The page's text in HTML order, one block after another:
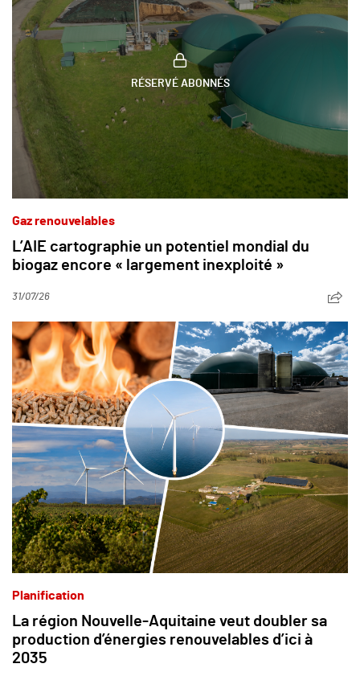
RÉSERVÉ ABONNÉS
Gaz renouvelables
L’AIE cartographie un potentiel mondial du
biogaz encore « largement inexploité »
31/07/26
Planification
La région Nouvelle-Aquitaine veut doubler sa
production d’énergies renouvelables d’ici à
2035